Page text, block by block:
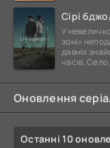
Сірі
У
зоні»
давніх
часів. Село
Оновлення
Останні 10